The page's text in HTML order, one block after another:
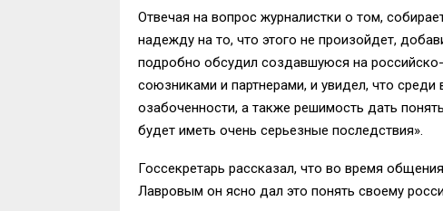
Отвечая на вопрос журналистки о том,
надежду на то, что этого не произойдет,
подробно обсудил создавшуюся на
союзниками и партнерами, и увидел, что среди
озабоченности, а также решимость дать
будет иметь очень серьезные последствия».
Госсекретарь рассказал, что во время
Лавровым он ясно дал это понять своему